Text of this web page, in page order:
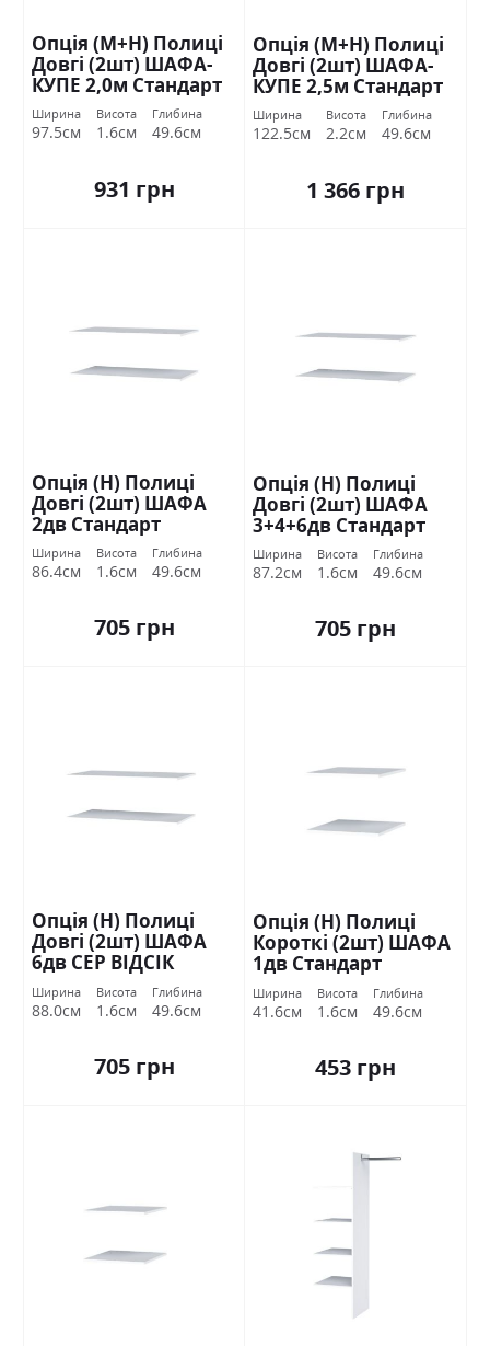
Опція (М+Н) Полиці
Довгі (2шт) ШАФА-
КУПЕ 2,0м Стандарт
Ширина
97.5см
Висота
1.6см
Глибина
49.6см
931 грн
Опція (М+Н) Полиці
Довгі (2шт) ШАФА-
КУПЕ 2,5м Стандарт
Ширина
122.5см
Висота
2.2см
Глибина
49.6см
1 366 грн
Опція (Н) Полиці
Довгі (2шт) ШАФА
2дв Стандарт
Ширина
86.4см
Висота
1.6см
Глибина
49.6см
705 грн
Опція (Н) Полиці
Довгі (2шт) ШАФА
3+4+6дв Стандарт
Ширина
87.2см
Висота
1.6см
Глибина
49.6см
705 грн
Опція (Н) Полиці
Довгі (2шт) ШАФА
6дв СЕР ВІДСІК
Стандарт
Ширина
88.0см
Висота
1.6см
Глибина
49.6см
705 грн
Опція (Н) Полиці
Короткі (2шт) ШАФА
1дв Стандарт
Ширина
41.6см
Висота
1.6см
Глибина
49.6см
453 грн